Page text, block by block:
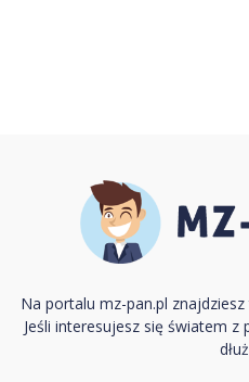
Na portalu mz-pan.pl
Jeśli interesujesz się światem